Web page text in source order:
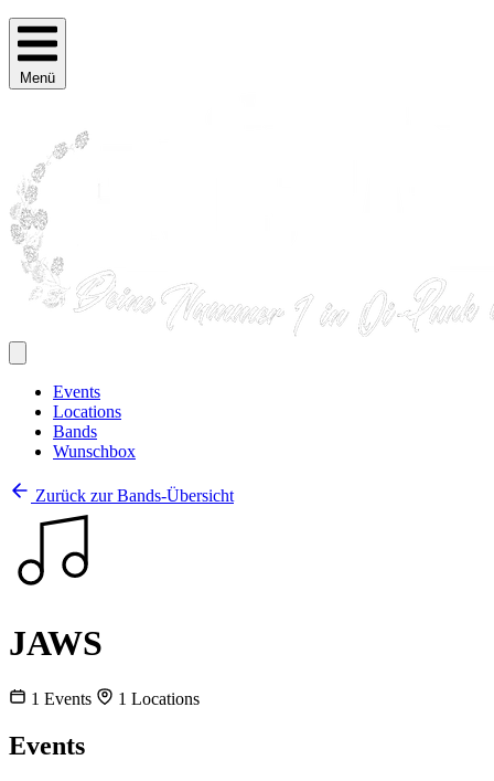
Menü
Events
Locations
Bands
Wunschbox
Zurück zur Bands-Übersicht
JAWS
1 Events 1 Locations
Events